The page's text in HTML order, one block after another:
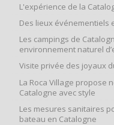
L'expérience de la
Des lieux événementiels
Les campings de
environnement naturel
Visite privée des joyaux
La Roca Village propose
Catalogne avec style
Les mesures sanitaires
bateau en Catalogne